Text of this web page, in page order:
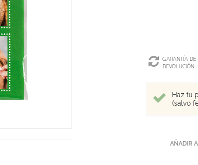
GARANTÍA DE
DEVOLUCIÓN
Haz tu
(salvo
AÑADIR